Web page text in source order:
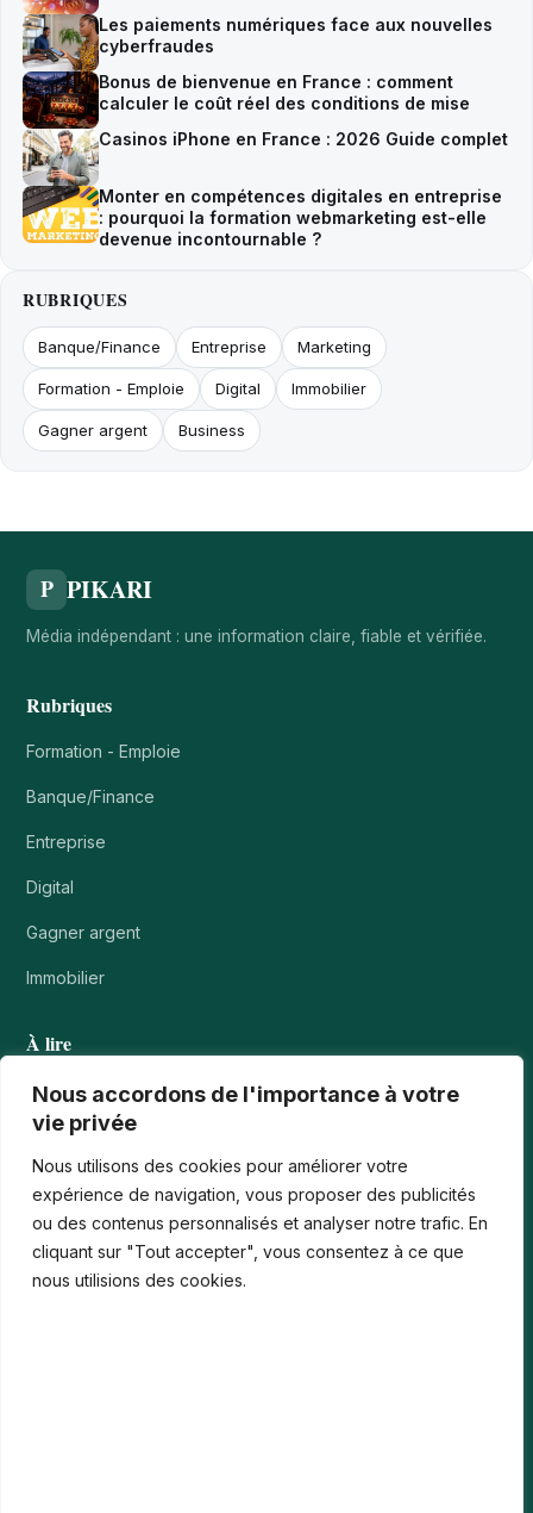
Nous accordons de l'importance à votre
vie privée
Nous utilisons des cookies pour améliorer votre
expérience de navigation, vous proposer des publicités
ou des contenus personnalisés et analyser notre trafic. En
cliquant sur "Tout accepter", vous consentez à ce que
nous utilisions des cookies.
Les paiements numériques face aux nouvelles
cyberfraudes
Bonus de bienvenue en France : comment
calculer le coût réel des conditions de mise
Casinos iPhone en France : 2026 Guide complet
Monter en compétences digitales en entreprise
: pourquoi la formation webmarketing est-elle
devenue incontournable ?
RUBRIQUES
Banque/Finance Entreprise Marketing
Formation - Emploie Digital Immobilier
Gagner argent Business
P PIKARI
Média indépendant : une information claire, fiable et vérifiée.
Rubriques
Formation - Emploie
Banque/Finance
Entreprise
Digital
Gagner argent
Immobilier
À lire
Tournois casino : comprendre points, rangs et…
Les paiements numériques face aux nouvelles cyberfraudes
Bonus de bienvenue en France : comment…
Casinos iPhone en France : 2026 Guide…
Monter en compétences digitales en entreprise :…